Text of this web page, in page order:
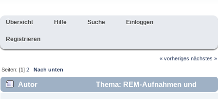
Übersicht Hilfe Suche Einloggen
Registrieren
« vorheriges nächstes »
Seiten: [1]2 Nach unten
Autor
Thema: REM-Aufnahmen und